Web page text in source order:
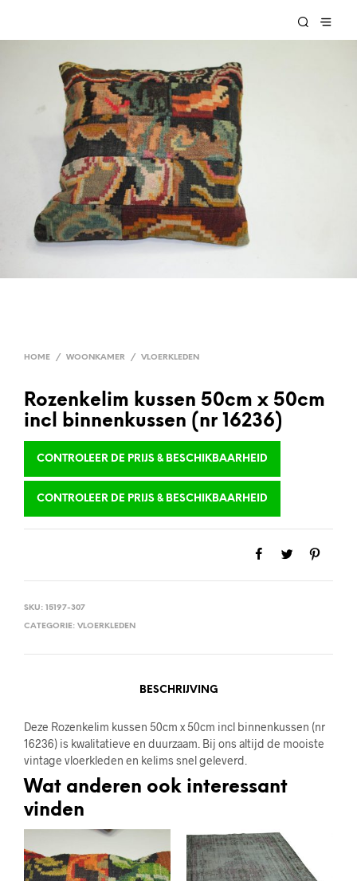
HOME / WOONKAMER / VLOERKLEDEN
Rozenkelim kussen 50cm x 50cm
incl binnenkussen (nr 16236)
CONTROLEER DE PRIJS & BESCHIKBAARHEID
CONTROLEER DE PRIJS & BESCHIKBAARHEID
SKU: 15197-307
CATEGORIE: VLOERKLEDEN
BESCHRIJVING
Deze Rozenkelim kussen 50cm x 50cm incl binnenkussen (nr
16236) is kwalitatieve en duurzaam. Bij ons altijd de mooiste
vintage vloerkleden en kelims snel geleverd.
Wat anderen ook interessant
vinden